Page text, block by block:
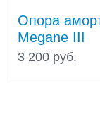
Опора
Megane III
3 200 руб.